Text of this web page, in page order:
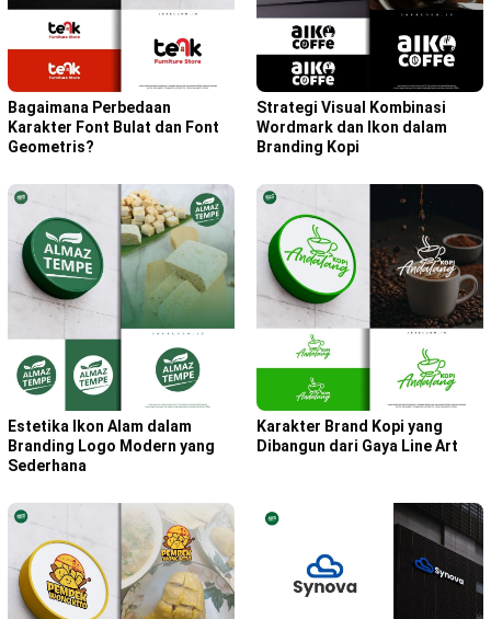
Bagaimana Perbedaan
Karakter Font Bulat dan Font
Geometris?
Strategi Visual Kombinasi
Wordmark dan Ikon dalam
Branding Kopi
Estetika Ikon Alam dalam
Branding Logo Modern yang
Sederhana
Karakter Brand Kopi yang
Dibangun dari Gaya Line Art